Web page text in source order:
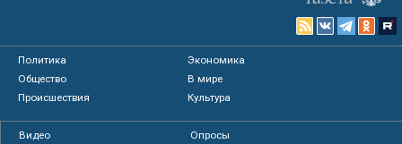
Политика
Экономика
Общество
В мире
Происшествия
Культура
Видео
Опросы